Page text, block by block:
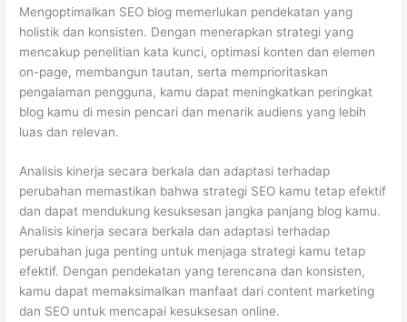
Mengoptimalkan SEO blog memerlukan pendekatan yang
holistik dan konsisten. Dengan menerapkan strategi yang
mencakup penelitian kata kunci, optimasi konten dan elemen
on-page, membangun tautan, serta memprioritaskan
pengalaman pengguna, kamu dapat meningkatkan peringkat
blog kamu di mesin pencari dan menarik audiens yang lebih
luas dan relevan.
Analisis kinerja secara berkala dan adaptasi terhadap
perubahan memastikan bahwa strategi SEO kamu tetap efektif
dan dapat mendukung kesuksesan jangka panjang blog kamu.
Analisis kinerja secara berkala dan adaptasi terhadap
perubahan juga penting untuk menjaga strategi kamu tetap
efektif. Dengan pendekatan yang terencana dan konsisten,
kamu dapat memaksimalkan manfaat dari content marketing
dan SEO untuk mencapai kesuksesan online.